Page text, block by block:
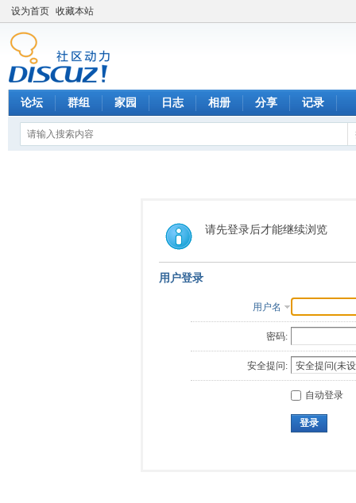
设为首页 收藏本站
论坛 群组 家园 日志 相册 分享 记录
请先登录后才能继续浏览
用户登录
用户名
密码:
安全提问:
自动登录
登录